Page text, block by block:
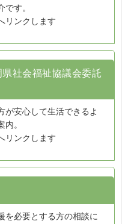
す。
リンクします
社会福祉協議会委託
が安心して生活できるよ
内。
リンクします
を必要とする方の相談に